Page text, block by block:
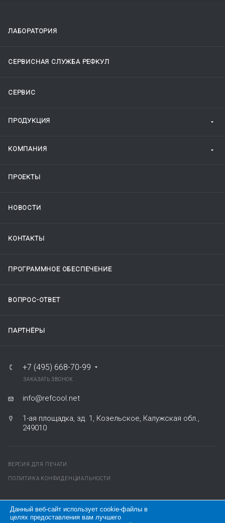
ЛАБОРАТОРИЯ
СЕРВИСНАЯ СЛУЖБА РЕФКУЛ
СЕРВИС
ПРОДУКЦИЯ
КОМПАНИЯ
ПРОЕКТЫ
НОВОСТИ
КОНТАКТЫ
ПРОГРАММНОЕ ОБЕСПЕЧЕНИЕ
ВОПРОС-ОТВЕТ
ПАРТНЁРЫ
+7 (495) 668-70-99
ЗАКАЗАТЬ ЗВОНОК
info@refcool.net
1-ая площадка, зд. 1, Козельское, Калужская обл.,
249010
ВЕРСИЯ ДЛЯ ПЕЧАТИ
ПОЛИТИКА КОНФИДЕНЦИАЛЬНОСТИ
© 2026Все права защищены.
Данный веб-сайт использует cookie-файлы в
целях предоставления вам лучшего